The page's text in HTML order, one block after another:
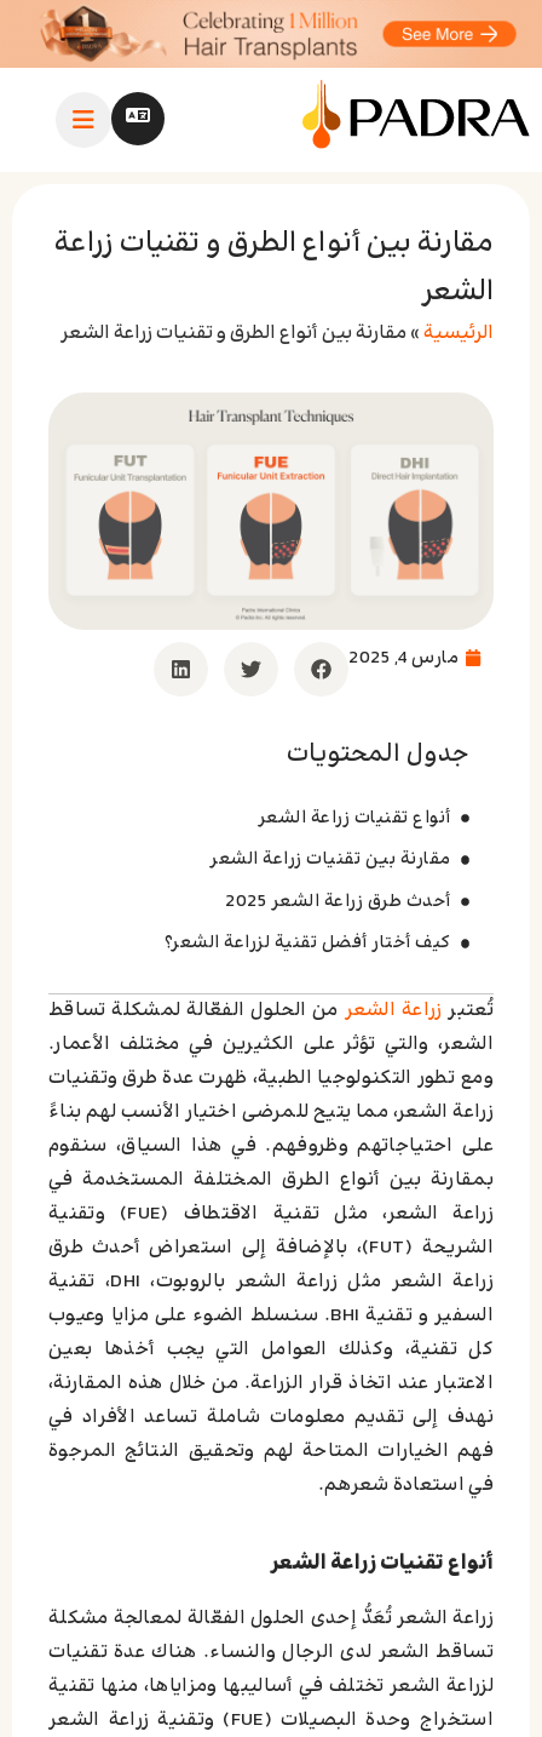
مقارنة بين أنواع الطرق و تقنيات زراعة
الشعر
الرئيسية» مقارنة بين أنواع الطرق و تقنيات زراعة الشعر
مارس 4, 2025
جدول المحتويات
أنواع تقنيات زراعة الشعر
مقارنة بين تقنيات زراعة الشعر
أحدث طرق زراعة الشعر 2025
كيف أختار أفضل تقنية لزراعة الشعر؟
تُعتبر زراعة الشعر من الحلول الفعّالة لمشكلة تساقط
الشعر، والتي تؤثر على الكثيرين في مختلف الأعمار.
ومع تطور التكنولوجيا الطبية، ظهرت عدة طرق وتقنيات
زراعة الشعر، مما يتيح للمرضى اختيار الأنسب لهم بناءً
على احتياجاتهم وظروفهم. في هذا السياق، سنقوم
بمقارنة بين أنواع الطرق المختلفة المستخدمة في
زراعة الشعر، مثل تقنية الاقتطاف (FUE) وتقنية
الشريحة (FUT)، بالإضافة إلى استعراض أحدث طرق
زراعة الشعر مثل زراعة الشعر بالروبوت، DHI، تقنية
السفير و تقنية BHI. سنسلط الضوء على مزايا وعيوب
كل تقنية، وكذلك العوامل التي يجب أخذها بعين
الاعتبار عند اتخاذ قرار الزراعة. من خلال هذه المقارنة،
نهدف إلى تقديم معلومات شاملة تساعد الأفراد في
فهم الخيارات المتاحة لهم وتحقيق النتائج المرجوة
في استعادة شعرهم.
أنواع تقنيات زراعة الشعر
زراعة الشعر تُعَدُّ إحدى الحلول الفعّالة لمعالجة مشكلة
تساقط الشعر لدى الرجال والنساء. هناك عدة تقنيات
لزراعة الشعر تختلف في أساليبها ومزاياها، منها تقنية
استخراج وحدة البصيلات (FUE) وتقنية زراعة الشعر